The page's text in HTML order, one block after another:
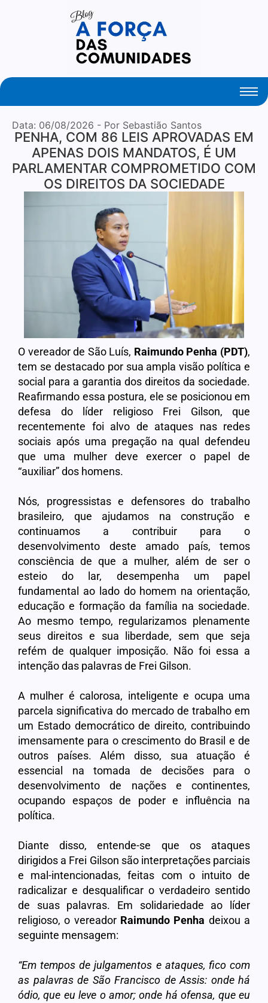
Your Daily Source of Fresh Articles
Data: 06/08/2026 - Por Sebastião Santos
PENHA, COM 86 LEIS APROVADAS EM
APENAS DOIS MANDATOS, É UM
PARLAMENTAR COMPROMETIDO COM
OS DIREITOS DA SOCIEDADE
O vereador de São Luís, Raimundo Penha (PDT),
tem se destacado por sua ampla visão política e
social para a garantia dos direitos da sociedade.
Reafirmando essa postura, ele se posicionou em
defesa do líder religioso Frei Gilson, que
recentemente foi alvo de ataques nas redes
sociais após uma pregação na qual defendeu
que uma mulher deve exercer o papel de
“auxiliar” dos homens.
Nós, progressistas e defensores do trabalho
brasileiro, que ajudamos na construção e
continuamos a contribuir para o
desenvolvimento deste amado país, temos
consciência de que a mulher, além de ser o
esteio do lar, desempenha um papel
fundamental ao lado do homem na orientação,
educação e formação da família na sociedade.
Ao mesmo tempo, regularizamos plenamente
seus direitos e sua liberdade, sem que seja
refém de qualquer imposição. Não foi essa a
intenção das palavras de Frei Gilson.
A mulher é calorosa, inteligente e ocupa uma
parcela significativa do mercado de trabalho em
um Estado democrático de direito, contribuindo
imensamente para o crescimento do Brasil e de
outros países. Além disso, sua atuação é
essencial na tomada de decisões para o
desenvolvimento de nações e continentes,
ocupando espaços de poder e influência na
política.
Diante disso, entende-se que os ataques
dirigidos a Frei Gilson são interpretações parciais
e mal-intencionadas, feitas com o intuito de
radicalizar e desqualificar o verdadeiro sentido
de suas palavras. Em solidariedade ao líder
religioso, o vereador Raimundo Penha deixou a
seguinte mensagem:
“Em tempos de julgamentos e ataques, fico com
as palavras de São Francisco de Assis: onde há
ódio, que eu leve o amor; onde há ofensa, que eu